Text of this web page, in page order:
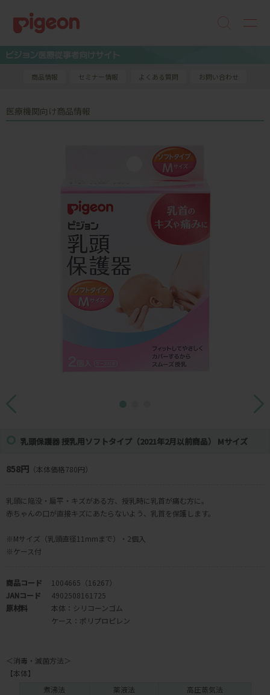
商品情報 セミナー情報 よくある質問 お問い合わせ
医療機関向け商品情報
乳頭保護器 授乳用ソフトタイプ（2021年2月以前商品） Mサイズ
858円 （本体価格780円）
乳頭に陥没・扁平・キズがある方、授乳時に乳首が痛む方に。
赤ちゃんの口が直接キズにあたらないよう、乳首を保護します。
※Mサイズ（乳頭直径11mmまで）・2個入
※ケース付
商品コード
1004665（16267）
JANコード
4902508161725
原材料
本体：シリコーンゴム
ケース：ポリプロピレン
＜消毒・滅菌方法＞
【本体】
煮沸法
薬液法
高圧蒸気法